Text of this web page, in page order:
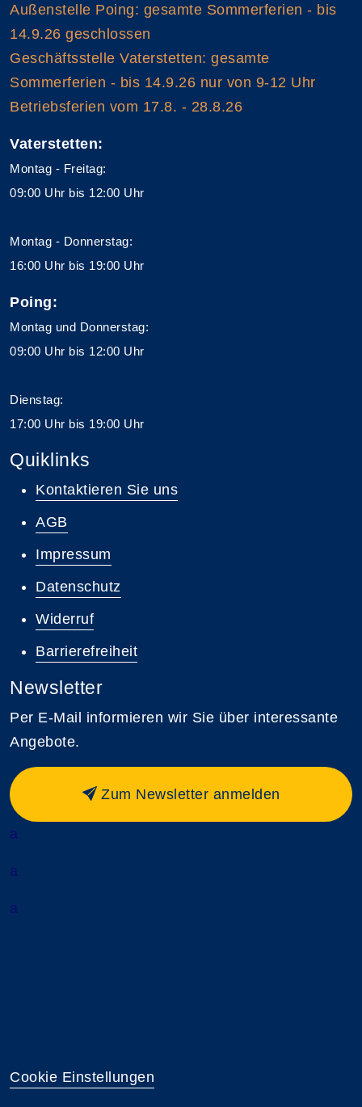
Außenstelle Poing: gesamte Sommerferien - bis
14.9.26 geschlossen
Geschäftsstelle Vaterstetten: gesamte
Sommerferien - bis 14.9.26 nur von 9-12 Uhr
Betriebsferien vom 17.8. - 28.8.26
Vaterstetten:
Montag - Freitag:
09:00 Uhr bis 12:00 Uhr
Montag - Donnerstag:
16:00 Uhr bis 19:00 Uhr
Poing:
Montag und Donnerstag:
09:00 Uhr bis 12:00 Uhr
Dienstag:
17:00 Uhr bis 19:00 Uhr
Quiklinks
Kontaktieren Sie uns
AGB
Impressum
Datenschutz
Widerruf
Barrierefreiheit
Newsletter
Per E-Mail informieren wir Sie über interessante
Angebote.
Zum Newsletter anmelden
a
a
a
Cookie Einstellungen